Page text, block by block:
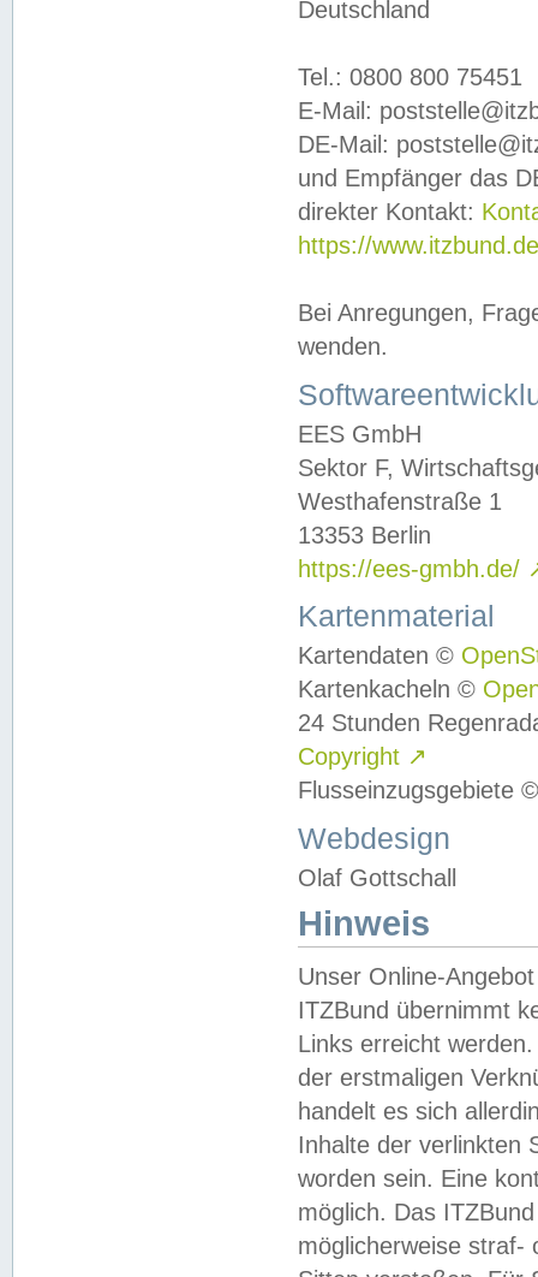
Deutschland
Tel.: 0800 800 75451
E-Mail:
DE-Mail:
und Empfänger das
direkter Kontakt:
https://
Bei Anregungen,
wenden.
EES GmbH
Sektor F,
Westhafenstraße 1
13353 Berlin
https://ees-gmbh.de/
Kartenmaterial
Kartendaten ©
Kartenkacheln ©
24 Stunden
Copyright ↗
Flusseinzugsgebiete
Webdesign
Olaf Gottschall
Hinweis
Unser Online-
ITZBund übernimmt
Links erreicht
der erstmaligen
handelt es sich
Inhalte der verlinkten
worden sein. Eine
möglich. Das
möglicherweise straf-